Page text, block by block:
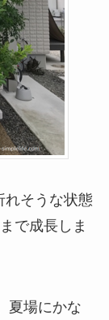
れそうな状態
で成長しま
夏場にかな